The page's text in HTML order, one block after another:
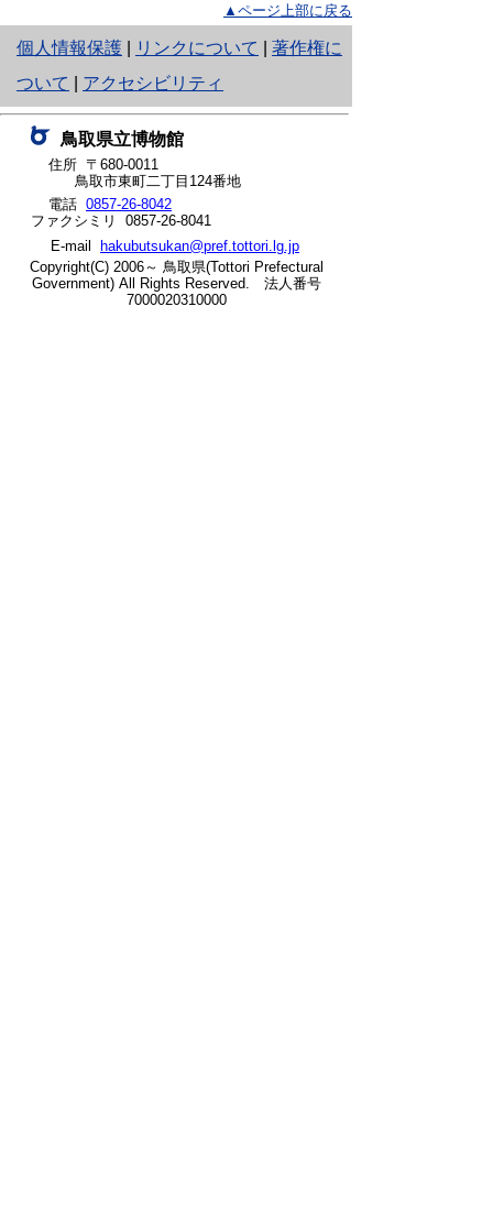
▲ページ上部に戻る
個人情報保護
と
り
ネ
ッ
ト
へ
の
リンクについて
著作権に
ついて
アクセシビリティ
鳥取県立博物館
住所 〒680-0011
鳥取市東町二丁目124番地
電話 0857-26-8042
ファクシミリ 0857-26-8041
E-mail
hakubutsukan@pref.tottori.lg.jp
Copyright(C) 2006～ 鳥取県(Tottori Prefectural
Government) All Rights Reserved. 法人番号
7000020310000